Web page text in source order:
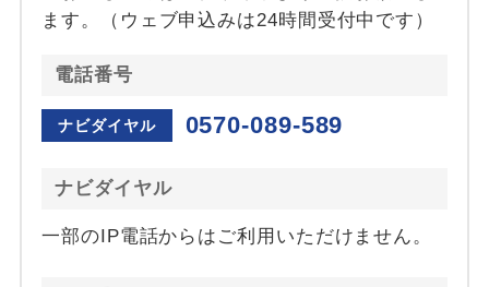
ます。（ウェブ申込みは24時間受付中です）
電話番号
ナビダイヤル 0570-089-589
ナビダイヤル
一部のIP電話からはご利用いただけません。